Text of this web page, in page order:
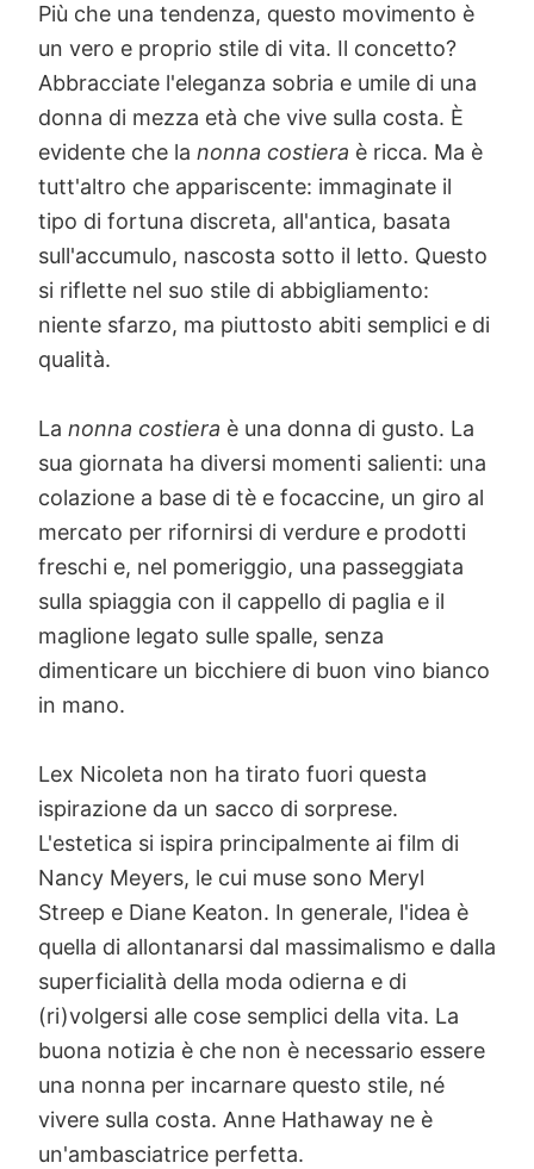
Più che una tendenza, questo movimento è
un vero e proprio stile di vita. Il concetto?
Abbracciate l'eleganza sobria e umile di una
donna di mezza età che vive sulla costa. È
evidente che la nonna costiera è ricca. Ma è
tutt'altro che appariscente: immaginate il
tipo di fortuna discreta, all'antica, basata
sull'accumulo, nascosta sotto il letto. Questo
si riflette nel suo stile di abbigliamento:
niente sfarzo, ma piuttosto abiti semplici e di
qualità.
La nonna costiera è una donna di gusto. La
sua giornata ha diversi momenti salienti: una
colazione a base di tè e focaccine, un giro al
mercato per rifornirsi di verdure e prodotti
freschi e, nel pomeriggio, una passeggiata
sulla spiaggia con il cappello di paglia e il
maglione legato sulle spalle, senza
dimenticare un bicchiere di buon vino bianco
in mano.
Lex Nicoleta non ha tirato fuori questa
ispirazione da un sacco di sorprese.
L'estetica si ispira principalmente ai film di
Nancy Meyers, le cui muse sono Meryl
Streep e Diane Keaton. In generale, l'idea è
quella di allontanarsi dal massimalismo e dalla
superficialità della moda odierna e di
(ri)volgersi alle cose semplici della vita. La
buona notizia è che non è necessario essere
una nonna per incarnare questo stile, né
vivere sulla costa. Anne Hathaway ne è
un'ambasciatrice perfetta.